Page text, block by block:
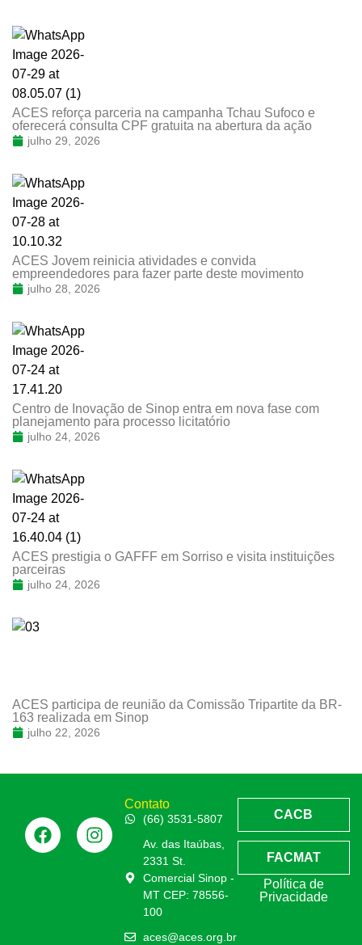
ACES reforça parceria na campanha Tchau Sufoco e
oferecerá consulta CPF gratuita na abertura da ação
julho 29, 2026
ACES Jovem reinicia atividades e convida
empreendedores para fazer parte deste movimento
julho 28, 2026
Centro de Inovação de Sinop entra em nova fase com
planejamento para processo licitatório
julho 24, 2026
ACES prestigia o GAFFF em Sorriso e visita instituições
parceiras
julho 24, 2026
ACES participa de reunião da Comissão Tripartite da BR-
163 realizada em Sinop
julho 22, 2026
Contato
(66) 3531-5807
Av. das Itaúbas,
2331 St.
Comercial Sinop -
MT CEP: 78556-
100
aces@aces.org.br
CACB
FACMAT
Política de
Privacidade